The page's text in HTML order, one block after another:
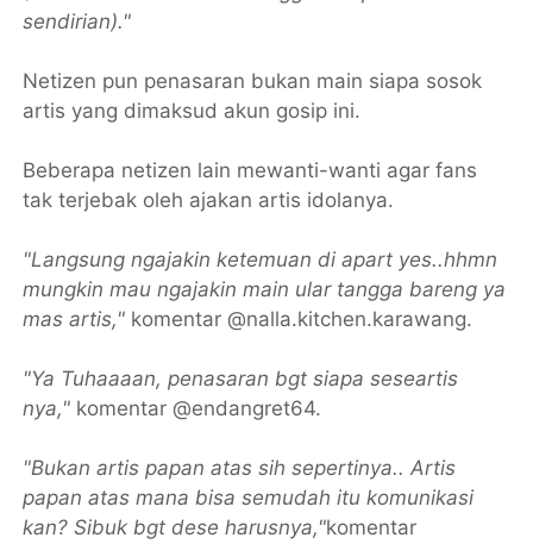
sendirian)."
Netizen pun penasaran bukan main siapa sosok
artis yang dimaksud akun gosip ini.
Beberapa netizen lain mewanti-wanti agar fans
tak terjebak oleh ajakan artis idolanya.
"Langsung ngajakin ketemuan di apart yes..hhmn
mungkin mau ngajakin main ular tangga bareng ya
mas artis," komentar @nalla.kitchen.karawang.
"Ya Tuhaaaan, penasaran bgt siapa seseartis
nya," komentar @endangret64.
"Bukan artis papan atas sih sepertinya.. Artis
papan atas mana bisa semudah itu komunikasi
kan? Sibuk bgt dese harusnya,"komentar